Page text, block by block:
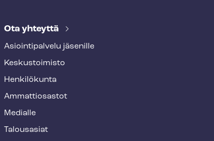
Ota yhteyttä
Asioin­ti­pal­ve­lu jäsenille
Keskustoimisto
Henkilökunta
Ammattiosastot
Medialle
Talousasiat